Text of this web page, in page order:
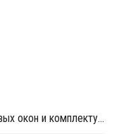
"Мелке" увеличивает экспорт пластиковых окон и комплектующих